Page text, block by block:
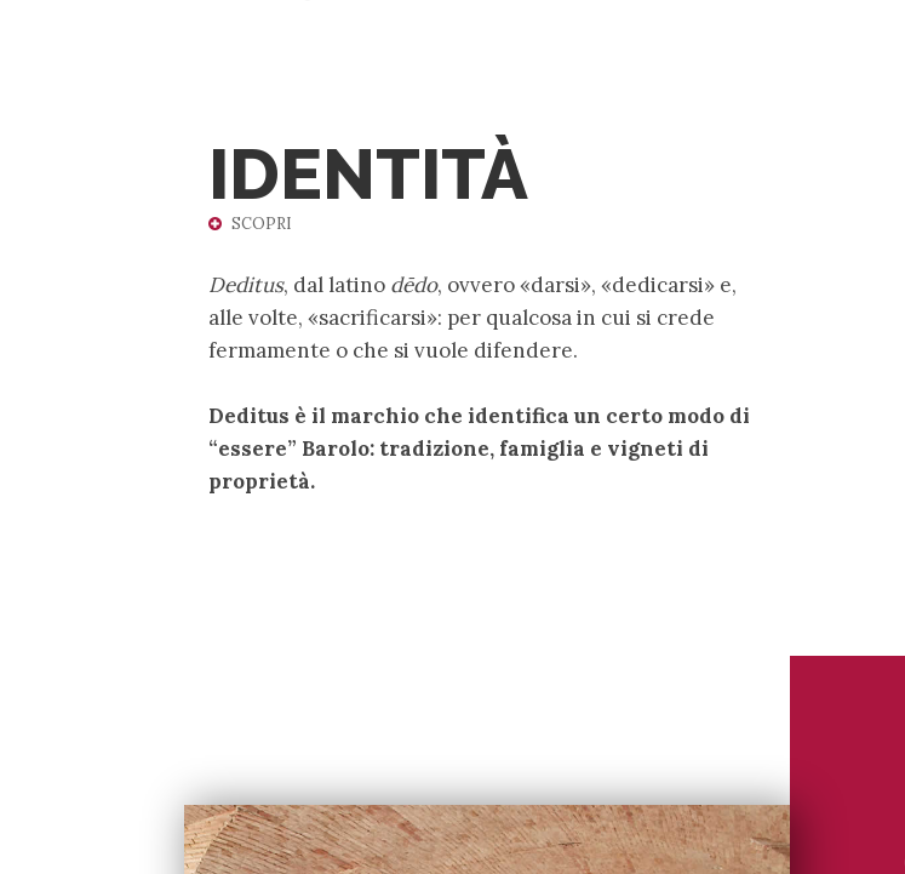
IDENTITÀ
SCOPRI
Deditus, dal latino dēdo, ovvero «darsi», «dedicarsi» e,
alle volte, «sacrificarsi»: per qualcosa in cui si crede
fermamente o che si vuole difendere.
Deditus è il marchio che identifica un certo modo di
“essere” Barolo: tradizione, famiglia e vigneti di
proprietà.